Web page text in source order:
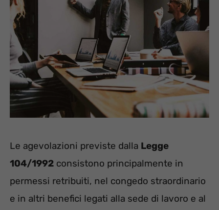
Le agevolazioni previste dalla Legge
104/1992 consistono principalmente in
permessi retribuiti, nel congedo straordinario
e in altri benefici legati alla sede di lavoro e al